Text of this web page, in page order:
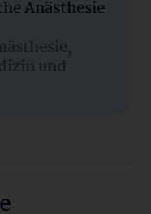
Anästhesie
und